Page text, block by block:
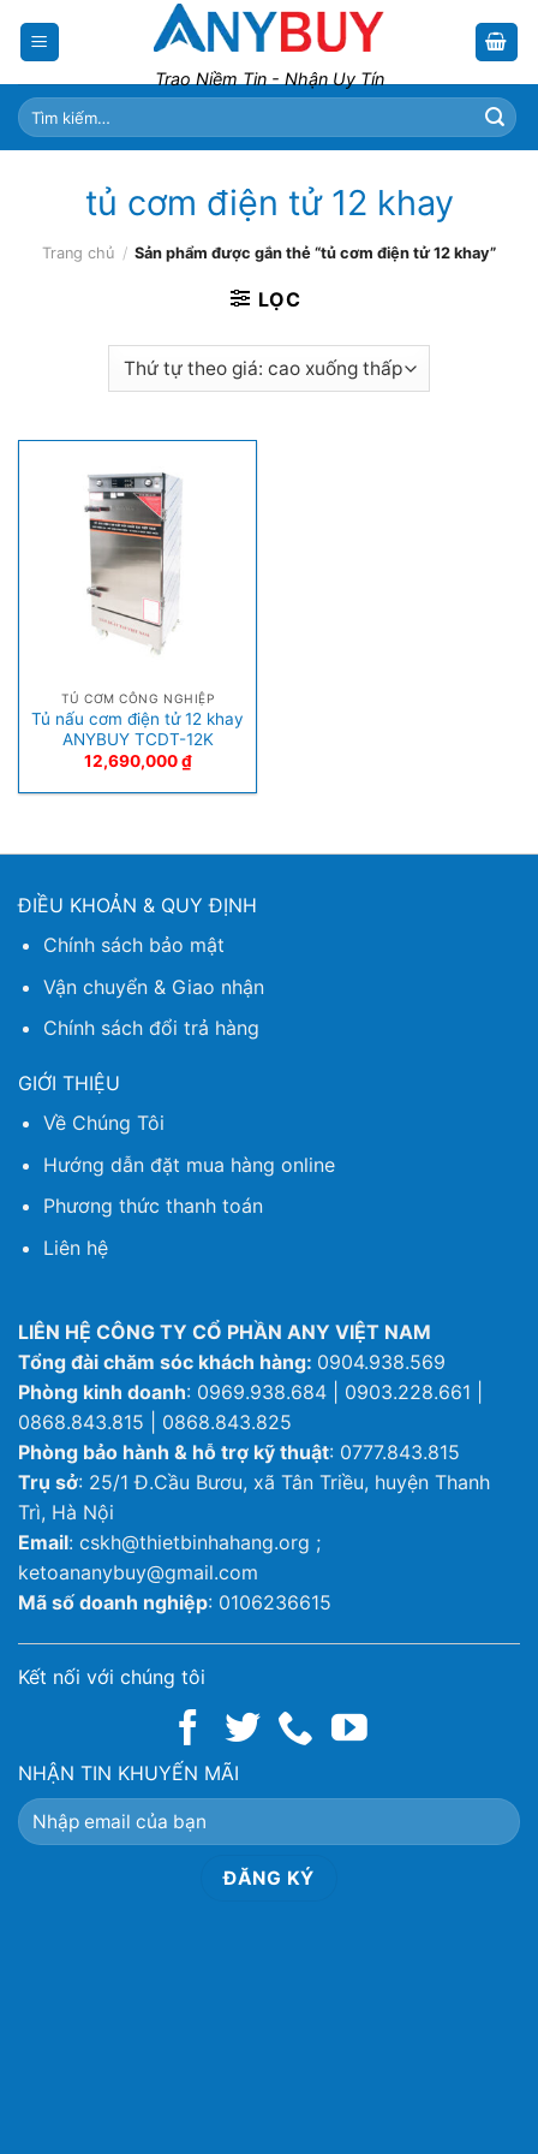
Trao Niềm Tin - Nhận Uy Tín
Tìm
kiếm:
tủ cơm điện tử 12 khay
Trang chủ / Sản phẩm được gắn thẻ “tủ cơm điện tử 12 khay”
LỌC
TỦ CƠM CÔNG NGHIỆP
Tủ nấu cơm điện tử 12 khay
ANYBUY TCDT-12K
12,690,000₫
ĐIỀU KHOẢN & QUY ĐỊNH
Chính sách bảo mật
Vận chuyển & Giao nhận
Chính sách đổi trả hàng
GIỚI THIỆU
Về Chúng Tôi
Hướng dẫn đặt mua hàng online
Phương thức thanh toán
Liên hệ
LIÊN HỆ CÔNG TY CỔ PHẦN ANY VIỆT NAM
Tổng đài chăm sóc khách hàng: 0904.938.569
Phòng kinh doanh: 0969.938.684 | 0903.228.661 |
0868.843.815 | 0868.843.825
Phòng bảo hành & hỗ trợ kỹ thuật: 0777.843.815
Trụ sở: 25/1 Đ.Cầu Bươu, xã Tân Triều, huyện Thanh
Trì, Hà Nội
Email: cskh@thietbinhahang.org ;
ketoananybuy@gmail.com
Mã số doanh nghiệp: 0106236615
Kết nối với chúng tôi
NHẬN TIN KHUYẾN MÃI